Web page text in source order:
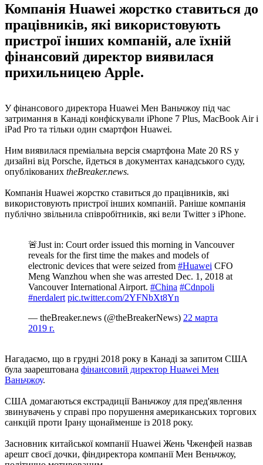
Компанія Huawei жорстко ставиться до
працівників, які використовують
пристрої інших компаній, але їхній
фінансовий директор виявилася
прихильницею Apple.
У фінансового директора Huawei Мен Ваньчжоу під час
затримання в Канаді конфіскували iPhone 7 Plus, MacBook Air і
iPad Pro та тільки один смартфон Huawei.
Ним виявилася преміальна версія смартфона Mate 20 RS у
дизайні від Porsche, йдеться в документах канадського суду,
опублікованих theBreaker.news.
Компанія Huawei жорстко ставиться до працівників, які
використовують пристрої інших компаній. Раніше компанія
публічно звільнила співробітників, які вели Twitter з iPhone.
🚨Just in: Court order issued this morning in Vancouver
reveals for the first time the makes and models of
electronic devices that were seized from #Huawei CFO
Meng Wanzhou when she was arrested Dec. 1, 2018 at
Vancouver International Airport. #China #Cdnpoli
#nerdalert pic.twitter.com/2YFNbXt8Yn
— theBreaker.news (@theBreakerNews) 22 марта
2019 г.
Нагадаємо, що в грудні 2018 року в Канаді за запитом США
була заарештована фінансовий директор Huawei Мен
Ваньчжоу.
США домагаються екстрадиції Ваньчжоу для пред'явлення
звинувачень у справі про порушення американських торгових
санкцій проти Ірану щонайменше із 2018 року.
Засновник китайської компанії Huawei Жень Чженфей назвав
арешт своєї дочки, фіндиректора компанії Мен Веньчжоу,